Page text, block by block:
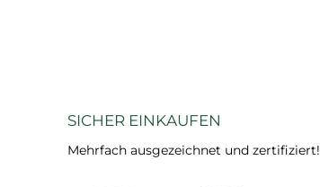
SICHER EINKAUFEN
Mehrfach ausgezeichnet und zertifiziert!